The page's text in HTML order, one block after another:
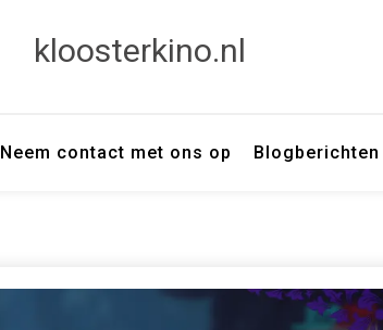
kloosterkino.nl
Neem contact met ons op Blogberichten